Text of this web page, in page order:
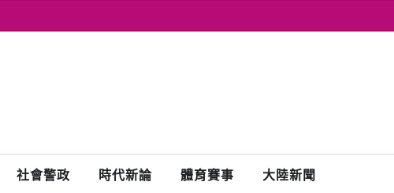
社會警政 時代新論 體育賽事 大陸新聞